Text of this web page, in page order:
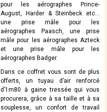
pour les aérographes Prince-
August, Harder & Steinbeck etc…
une prise mâle pour les
aérographes Paasch, une prise
mâle pour les aérographes Azteck
et une prise mâle pour les
aérographes Badger.
Dans ce coffret vous sont de plus
offerts, un tuyau d’air renforcé
d’1m80 à gaine tressée qui vous
procurera, grâce à sa taille et à sa
souplesse, un confort de travail